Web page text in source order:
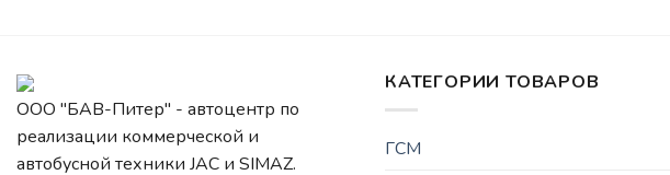
ООО "БАВ-Питер" - автоцентр по
реализации коммерческой и
автобусной техники JAC и SIMAZ.
КАТЕГОРИИ ТОВАРОВ
ГСМ